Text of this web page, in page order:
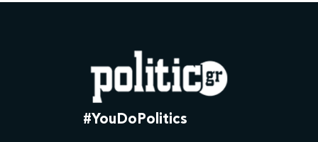
#YouDoPolitics